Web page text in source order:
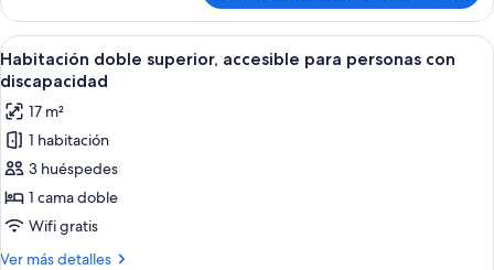
triple,
planta
baja
Abrir
todas
las
fotos
de
Habitación
doble
superior,
accesible
Habitación de hotel con una cama
7
Habitación doble superior, accesible para personas con
discapacidad
17 m²
1 habitación
3 huéspedes
1 cama doble
Wifi gratis
Ver más detalles
Más